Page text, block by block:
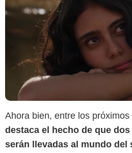
Ahora bien, entre los
destaca el hecho de que
serán llevadas al mundo del